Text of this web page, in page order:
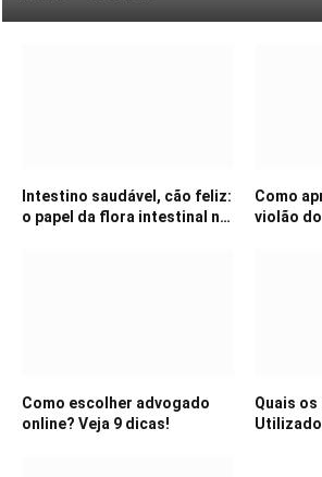
Intestino saudável, cão feliz:
o papel da flora intestinal na
Como
violão
Como escolher advogado
online? Veja 9 dicas!
Quais